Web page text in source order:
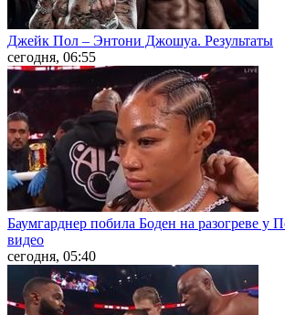
Джейк Пол – Энтони Джошуа. Результаты
сегодня, 06:55
Баумгарднер побила Боден на разогреве у
видео
сегодня, 05:40